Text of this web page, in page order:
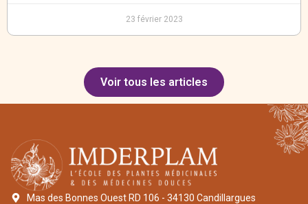
23 février 2023
Voir tous les articles
Mas des Bonnes Ouest RD 106 - 34130 Candillargues